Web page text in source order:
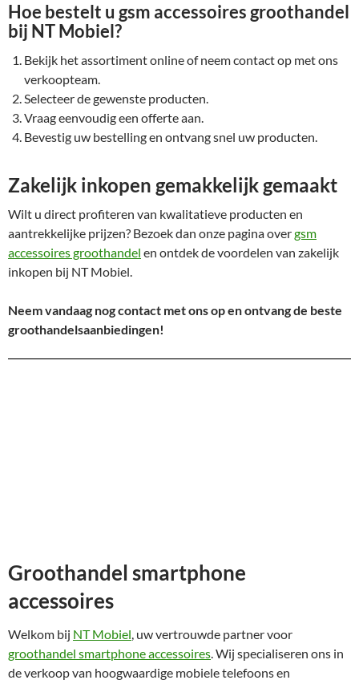
Hoe bestelt u gsm accessoires groothandel
bij NT Mobiel?
Bekijk het assortiment online of neem contact op met ons
verkoopteam.
Selecteer de gewenste producten.
Vraag eenvoudig een offerte aan.
Bevestig uw bestelling en ontvang snel uw producten.
Zakelijk inkopen gemakkelijk gemaakt
Wilt u direct profiteren van kwalitatieve producten en
aantrekkelijke prijzen? Bezoek dan onze pagina overgsm
accessoires groothandel en ontdek de voordelen van zakelijk
inkopen bij NT Mobiel.
Neem vandaag nog contact met ons op en ontvang de beste
groothandelsaanbiedingen!
Groothandel smartphone
accessoires
Welkom bij NT Mobiel, uw vertrouwde partner voor
groothandel smartphone accessoires. Wij specialiseren ons in
de verkoop van hoogwaardige mobiele telefoons en